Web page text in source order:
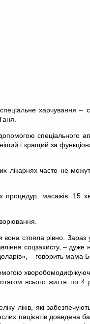
харчування –
спеціального
і кращий за
лікарнях часто не
масажів. 15
вона стояла рівно.
соцзахисту, – дуже
– говорить мама
всього життя по 4
ліків, які
пацієнтів доведена